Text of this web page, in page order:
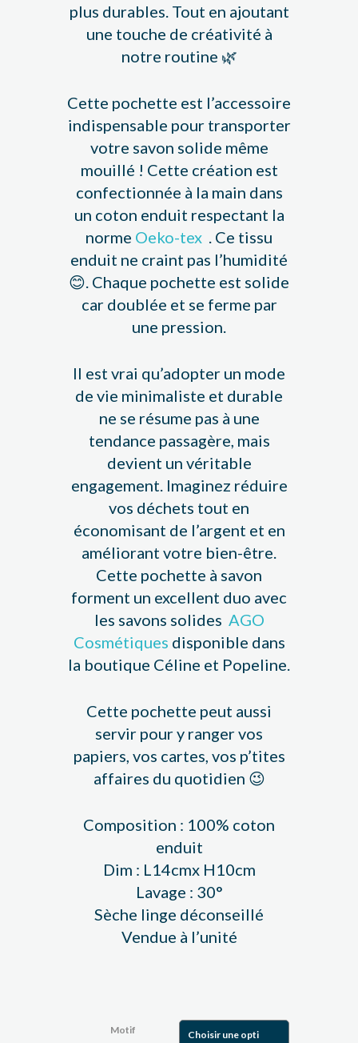
plus durables. Tout en ajoutant
une touche de créativité à
notre routine 🌿
Cette pochette est l’accessoire
indispensable pour transporter
votre savon solide même
mouillé ! Cette création est
confectionnée à la main dans
un coton enduit respectant la
norme Oeko-tex
. Ce tissu
enduit ne craint pas l’humidité
😊. Chaque pochette est solide
car doublée et se ferme par
une pression.
Il est vrai qu’adopter un mode
de vie minimaliste et durable
ne se résume pas à une
tendance passagère, mais
devient un véritable
engagement. Imaginez réduire
vos déchets tout en
économisant de l’argent et en
améliorant votre bien-être.
Cette pochette à savon
forment un excellent duo avec
les savons solides AGO
Cosmétiques disponible dans
la boutique Céline et Popeline.
Cette pochette peut aussi
servir pour y ranger vos
papiers, vos cartes, vos p’tites
affaires du quotidien 😉
Composition : 100% coton
enduit
Dim : L14cmx H10cm
Lavage : 30°
Sèche linge déconseillé
Vendue à l’unité
Motif